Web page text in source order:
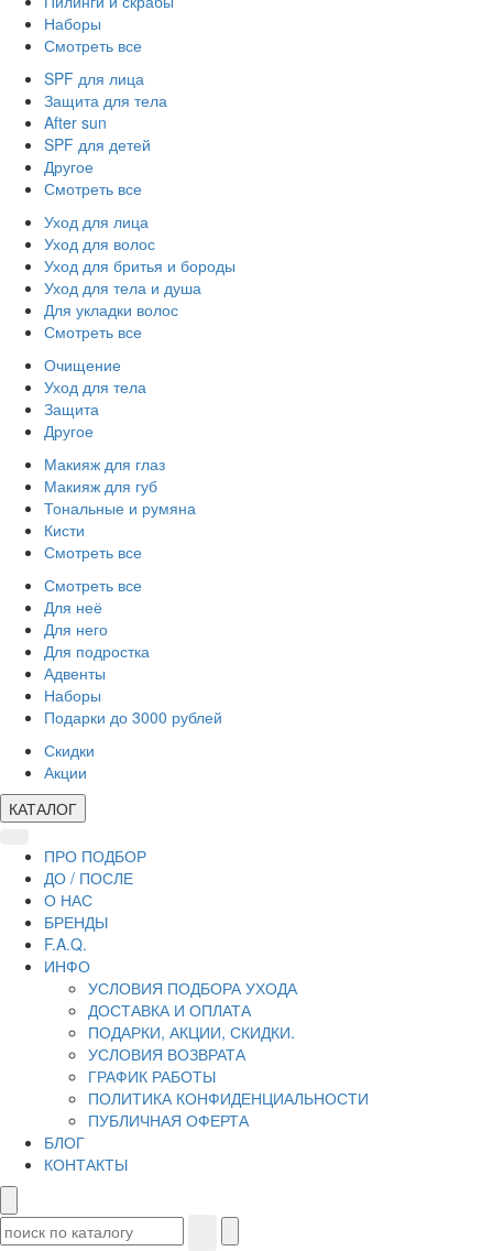
Наборы
Смотреть все
SPF для лица
Защита для тела
After sun
SPF для детей
Другое
Смотреть все
Уход для лица
Уход для волос
Уход для бритья и бороды
Уход для тела и душа
Для укладки волос
Смотреть все
Очищение
Уход для тела
Защита
Другое
Макияж для глаз
Макияж для губ
Тональные и румяна
Кисти
Смотреть все
Смотреть все
Для неё
Для него
Для подростка
Адвенты
Наборы
Подарки до 3000 рублей
Скидки
Акции
КАТАЛОГ
ПРО ПОДБОР
ДО / ПОСЛЕ
О НАС
БРЕНДЫ
F.A.Q.
ИНФО
УСЛОВИЯ ПОДБОРА УХОДА
ДОСТАВКА И ОПЛАТА
ПОДАРКИ, АКЦИИ, СКИДКИ.
УСЛОВИЯ ВОЗВРАТА
ГРАФИК РАБОТЫ
ПОЛИТИКА КОНФИДЕНЦИАЛЬНОСТИ
ПУБЛИЧНАЯ ОФЕРТА
БЛОГ
КОНТАКТЫ